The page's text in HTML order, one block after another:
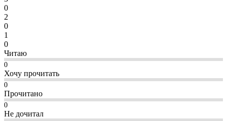
0
2
0
1
0
Читаю
0
Хочу прочитать
0
Прочитано
0
Не дочитал